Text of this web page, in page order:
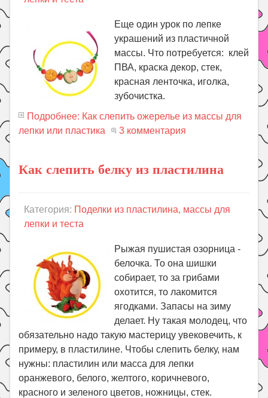
Еще один урок по лепке
украшений из пластичной
массы. Что потребуется: клей
ПВА, краска декор, стек,
красная ленточка, иголка,
зубочистка.
Подробнее: Как слепить ожерелье из массы для
лепки или пластика
3 комментария
Как слепить белку из пластилина
Категория: Поделки из пластилина, массы для
лепки и теста
Рыжая пушистая озорница -
белочка. То она шишки
собирает, то за грибами
охотится, то лакомится
ягодками. Запасы на зиму
делает. Ну такая молодец, что
обязательно надо такую мастерицу увековечить, к
примеру, в пластилине. Чтобы слепить белку, нам
нужны: пластилин или масса для лепки
оранжевого, белого, желтого, коричневого,
красного и зеленого цветов, ножницы, стек.